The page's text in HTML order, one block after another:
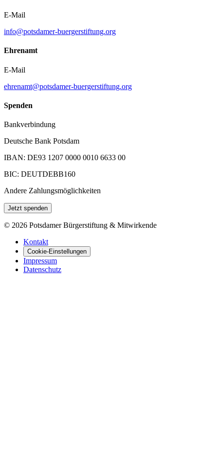
E-Mail
info@potsdamer-buergerstiftung.org
Ehrenamt
E-Mail
ehrenamt@potsdamer-buergerstiftung.org
Spenden
Bankverbindung
Deutsche Bank Potsdam
IBAN: DE93 1207 0000 0010 6633 00
BIC: DEUTDEBB160
Andere Zahlungsmöglichkeiten
Jetzt spenden
© 2026 Potsdamer Bürgerstiftung & Mitwirkende
Kontakt
Cookie-Einstellungen
Impressum
Datenschutz